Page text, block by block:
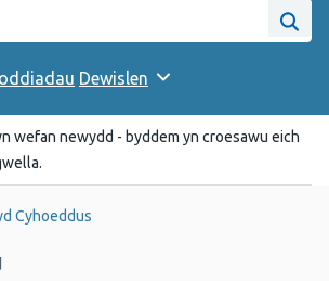
Cyhoeddus Cymru
Dewislen
wefan newydd - byddem yn croesawu eich
Cyhoeddus